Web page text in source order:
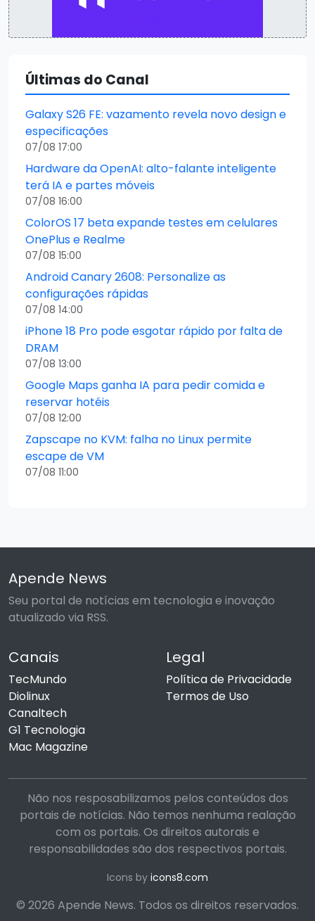
Últimas do Canal
Galaxy S26 FE: vazamento revela novo design e
especificações
07/08 17:00
Hardware da OpenAI: alto-falante inteligente
terá IA e partes móveis
07/08 16:00
ColorOS 17 beta expande testes em celulares
OnePlus e Realme
07/08 15:00
Android Canary 2608: Personalize as
configurações rápidas
07/08 14:00
iPhone 18 Pro pode esgotar rápido por falta de
DRAM
07/08 13:00
Google Maps ganha IA para pedir comida e
reservar hotéis
07/08 12:00
Zapscape no KVM: falha no Linux permite
escape de VM
07/08 11:00
Apende News
Seu portal de notícias em tecnologia e inovação
atualizado via RSS.
Canais
TecMundo
Diolinux
Canaltech
G1 Tecnologia
Mac Magazine
Legal
Política de Privacidade
Termos de Uso
Não nos resposabilizamos pelos conteúdos dos
portais de notícias. Não temos nenhuma realação
com os portais. Os direitos autorais e
responsabilidades são dos respectivos portais.
Icons by icons8.com
© 2026 Apende News. Todos os direitos reservados.